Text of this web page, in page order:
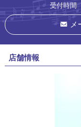
受付時間
メ
店舗情報